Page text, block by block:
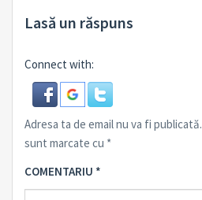
Lasă un răspuns
Connect with:
Adresa ta de email nu va fi publicată.
sunt marcate cu *
COMENTARIU *